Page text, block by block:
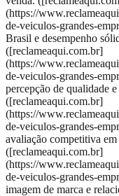
(https://
de-veiculos-grandes-
Brasil e desempenho
([reclameaqui.com.br]
(https://
de-veiculos-grandes-
percepção de qualidade
([reclameaqui.com.br]
(https://
de-veiculos-grandes-
avaliação competitiva
([reclameaqui.com.br]
(https://
de-veiculos-grandes-
imagem de marca e